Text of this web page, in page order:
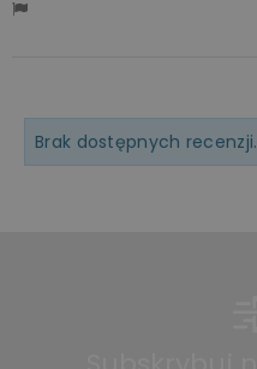
Brak dostępnych recenzji.